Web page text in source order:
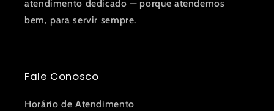
atendimento dedicado — porque atendemos
bem, para servir sempre.
Fale Conosco
Horário de Atendimento